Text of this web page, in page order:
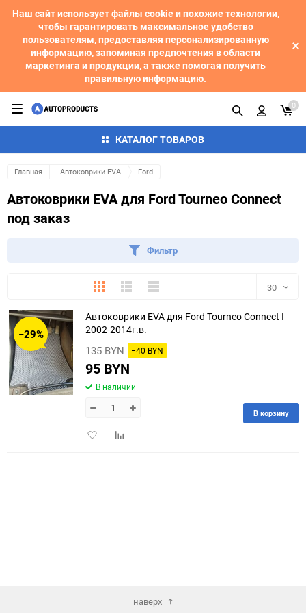
Наш сайт использует файлы cookie и похожие технологии,
чтобы гарантировать максимальное удобство
пользователям, предоставляя персонализированную
информацию, запоминая предпочтения в области
маркетинга и продукции, а также помогая получить
правильную информацию.
КАТАЛОГ ТОВАРОВ
0
Главная Автоковрики EVA Ford
Автоковрики EVA для Ford Tourneo Connect
под заказ
Фильтр
ПлиткаПодробноКомпактно 30
30
150
−29%
Автоковрики EVA для Ford Tourneo Connect I
2002-2014г.в.
135 BYN −40 BYN
95 BYN
В наличии
ДобавитьДобавить
В корзину
наверх